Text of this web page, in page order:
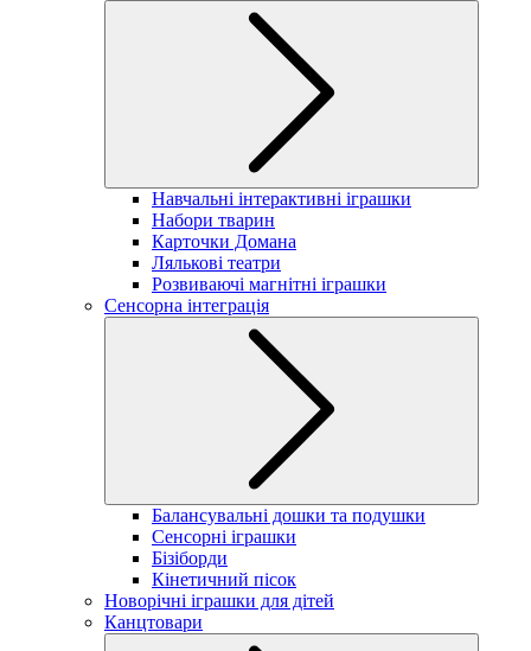
Навчальні інтерактивні іграшки
Набори тварин
Карточки Домана
Лялькові театри
Розвиваючі магнітні іграшки
Сенсорна інтеграція
Балансувальні дошки та подушки
Сенсорні іграшки
Бізіборди
Кінетичний пісок
Новорічні іграшки для дітей
Канцтовари